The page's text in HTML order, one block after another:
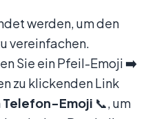
werden, um den
vereinfachen.
Sie ein Pfeil-Emoji ➡️
zu klickenden Link
Telefon-Emoji 📞, um